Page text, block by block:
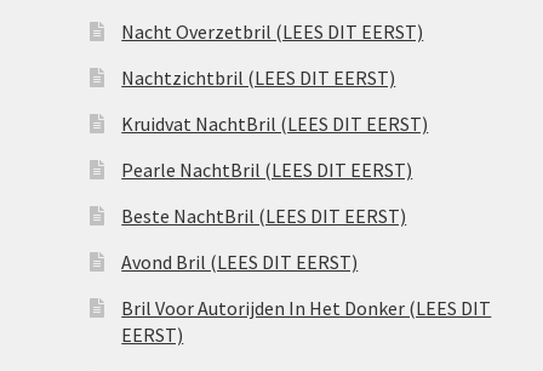
Nacht Overzetbril (LEES DIT EERST)
Nachtzichtbril (LEES DIT EERST)
Kruidvat NachtBril (LEES DIT EERST)
Pearle NachtBril (LEES DIT EERST)
Beste NachtBril (LEES DIT EERST)
Avond Bril (LEES DIT EERST)
Bril Voor Autorijden In Het Donker (LEES DIT
EERST)